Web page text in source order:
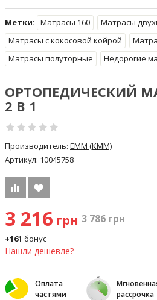
Метки: Матрасы 160
Матрасы
Матрасы с кокосовой койрой
Матрасы полуторные
Недорогие
ОРТОПЕДИЧЕСКИЙ
2 В 1
Производитель: ЕММ (КMM)
Артикул: 10045758
3 216 грн 3 786грн
+161 бонус
Нашли дешевле?
Оплата
частями
рассрочка